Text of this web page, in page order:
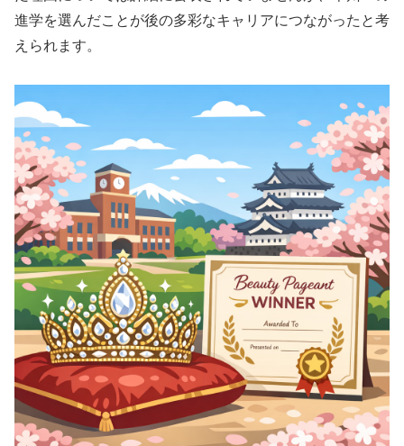
進学を選んだことが後の多彩なキャリアにつながったと考
えられます。